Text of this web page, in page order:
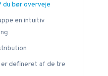
bør overveje
en intuitiv
defineret af de tre